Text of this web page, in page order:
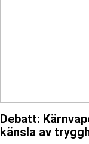
Debatt:
känsla av